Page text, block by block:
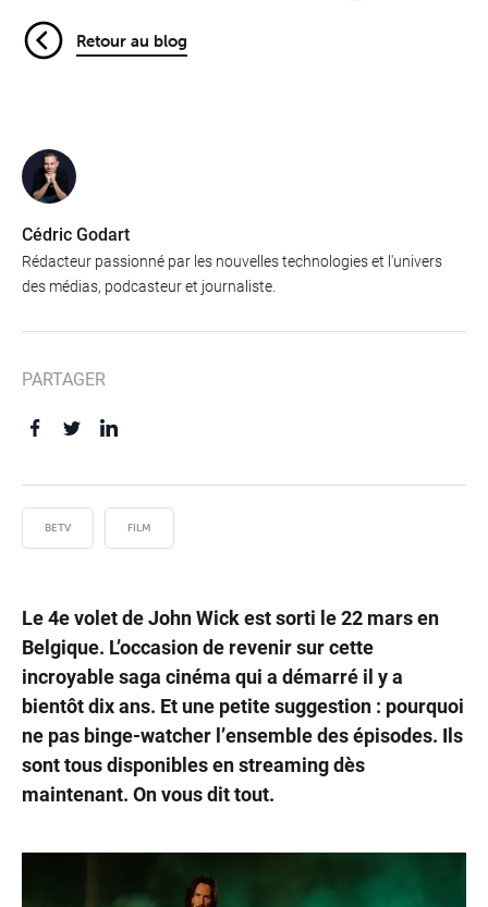
Le 4e volet de John Wick est sorti le 22 mars en
Belgique. L’occasion de revenir sur cette
incroyable saga cinéma qui a démarré il y a
bientôt dix ans. Et une petite suggestion : pourquoi
ne pas binge-watcher l’ensemble des épisodes. Ils
sont tous disponibles en streaming dès
maintenant. On vous dit tout.
Retour au blog
Cédric Godart
Rédacteur passionné par les nouvelles technologies et l'univers
des médias, podcasteur et journaliste.
PARTAGER
BETV FILM